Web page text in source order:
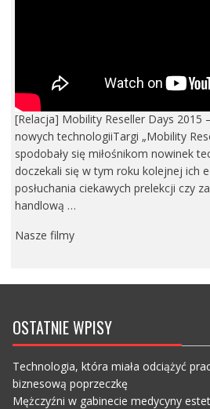
[Relacja] Mobility Reseller Days 2015
nowych technologiiTargi „Mobility
spodobały się miłośnikom nowinek
doczekali się w tym roku kolejnej ich
posłuchania ciekawych prelekcji czy
handlową …
Nasze filmy
OSTATNIE WPISY
Technologia, która miała odciążyć
biznesową poprzeczkę
Mężczyźni w gabinecie medycyny